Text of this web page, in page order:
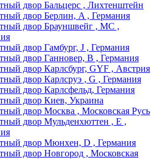
двор Бальцерс , Лихтенштейн
двор Берлин, A , Германия
двор Брауншвейг , MC ,
двор Гамбург, J , Германия
двор Ганновер, B , Германия
двор Карлсбург, GYF , Австрия
двор Карлсруэ , G , Германия
двор Карлсфельд, Германия
двор Киев, Украина
двор Москва , Московская Русь
двор Мульденхюттен , Е ,
двор Мюнхен, D , Германия
двор Новгород , Московская